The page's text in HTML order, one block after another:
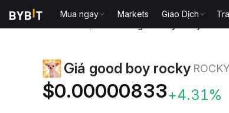
Mua ngay Markets Giao Dịch
Giá good boy rocky ROCKY
$0.00000833+4.31%